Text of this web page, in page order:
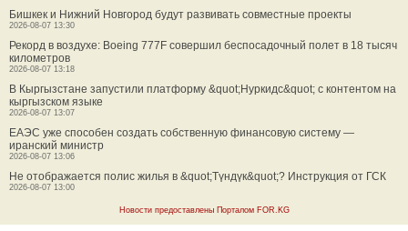
Бишкек и Нижний Новгород будут развивать совместные проекты
2026-08-07 13:30
Рекорд в воздухе: Boeing 777F совершил беспосадочный полет в 18 тысяч
километров
2026-08-07 13:18
В Кыргызстане запустили платформу &quot;Нуркидс&quot; с контентом на
кыргызском языке
2026-08-07 13:07
ЕАЭС уже способен создать собственную финансовую систему —
иранский министр
2026-08-07 13:06
Не отображается полис жилья в &quot;Түндүк&quot;? Инструкция от ГСК
2026-08-07 13:00
Новости предоставлены Порталом FOR.KG